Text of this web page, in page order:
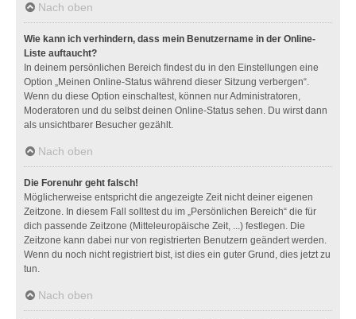
Nach oben
Wie kann ich verhindern, dass mein Benutzername in der Online-
Liste auftaucht?
In deinem persönlichen Bereich findest du in den Einstellungen eine
Option „Meinen Online-Status während dieser Sitzung verbergen“.
Wenn du diese Option einschaltest, können nur Administratoren,
Moderatoren und du selbst deinen Online-Status sehen. Du wirst dann
als unsichtbarer Besucher gezählt.
Nach oben
Die Forenuhr geht falsch!
Möglicherweise entspricht die angezeigte Zeit nicht deiner eigenen
Zeitzone. In diesem Fall solltest du im „Persönlichen Bereich“ die für
dich passende Zeitzone (Mitteleuropäische Zeit, ...) festlegen. Die
Zeitzone kann dabei nur von registrierten Benutzern geändert werden.
Wenn du noch nicht registriert bist, ist dies ein guter Grund, dies jetzt zu
tun.
Nach oben